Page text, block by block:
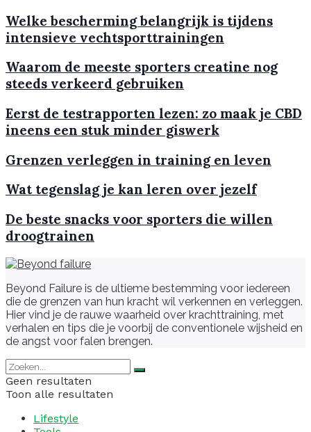
Welke bescherming belangrijk is tijdens
intensieve vechtsporttrainingen
Waarom de meeste sporters creatine nog
steeds verkeerd gebruiken
Eerst de testrapporten lezen: zo maak je CBD
ineens een stuk minder giswerk
Grenzen verleggen in training en leven
Wat tegenslag je kan leren over jezelf
De beste snacks voor sporters die willen
droogtrainen
Beyond Failure is de ultieme bestemming voor iedereen
die de grenzen van hun kracht wil verkennen en verleggen.
Hier vind je de rauwe waarheid over krachttraining, met
verhalen en tips die je voorbij de conventionele wijsheid en
de angst voor falen brengen.
Geen resultaten
Toon alle resultaten
Lifestyle